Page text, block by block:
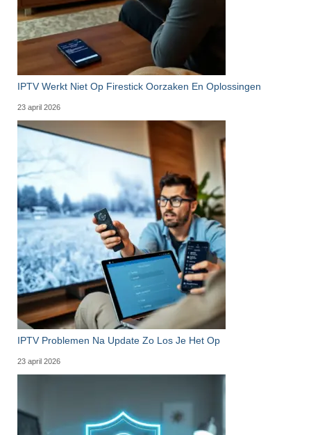
IPTV Werkt Niet Op Firestick Oorzaken En Oplossingen
23 april 2026
IPTV Problemen Na Update Zo Los Je Het Op
23 april 2026